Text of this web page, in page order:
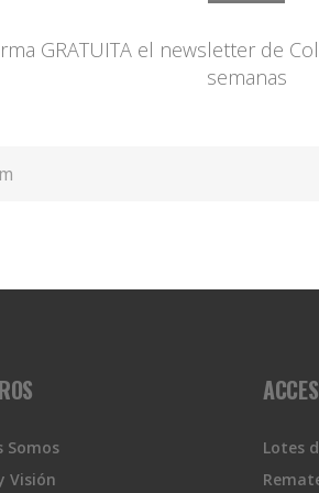
GRATUITA el newsletter de
semanas
Somos
Visión
Lotes